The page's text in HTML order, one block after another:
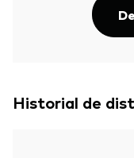
Historial de